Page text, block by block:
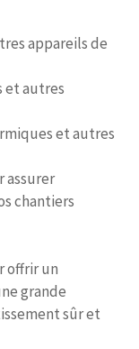
appareils de
et autres
et autres
assurer
chantiers
offrir un
grande
sûr et